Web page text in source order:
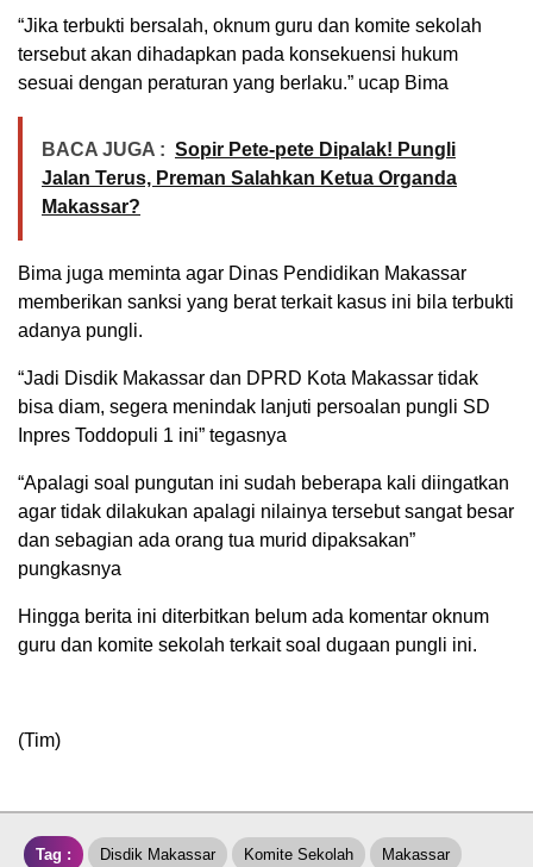
“Jika terbukti bersalah, oknum guru dan komite sekolah
tersebut akan dihadapkan pada konsekuensi hukum
sesuai dengan peraturan yang berlaku.” ucap Bima
BACA JUGA : Sopir Pete-pete Dipalak! Pungli
Jalan Terus, Preman Salahkan Ketua Organda
Makassar?
Bima juga meminta agar Dinas Pendidikan Makassar
memberikan sanksi yang berat terkait kasus ini bila terbukti
adanya pungli.
“Jadi Disdik Makassar dan DPRD Kota Makassar tidak
bisa diam, segera menindak lanjuti persoalan pungli SD
Inpres Toddopuli 1 ini” tegasnya
“Apalagi soal pungutan ini sudah beberapa kali diingatkan
agar tidak dilakukan apalagi nilainya tersebut sangat besar
dan sebagian ada orang tua murid dipaksakan”
pungkasnya
Hingga berita ini diterbitkan belum ada komentar oknum
guru dan komite sekolah terkait soal dugaan pungli ini.
(Tim)
Tag : Disdik Makassar Komite Sekolah Makassar